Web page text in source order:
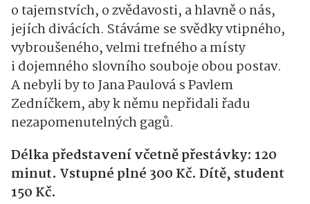
o tajemstvích, o zvědavosti, a hlavně o nás,
jejích divácích. Stáváme se svědky vtipného,
vybroušeného, velmi trefného a místy
i dojemného slovního souboje obou postav.
A nebyli by to Jana Paulová s Pavlem
Zedníčkem, aby k němu nepřidali řadu
nezapomenutelných gagů.
Délka představení včetně přestávky: 120
minut. Vstupné plné 300 Kč. Dítě, student
150 Kč.